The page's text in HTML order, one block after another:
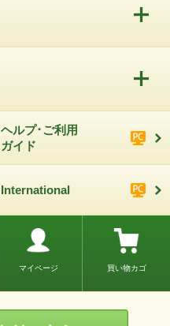
ヘルプ･ご利用
ガイド
International
マイページ 買い物カゴ